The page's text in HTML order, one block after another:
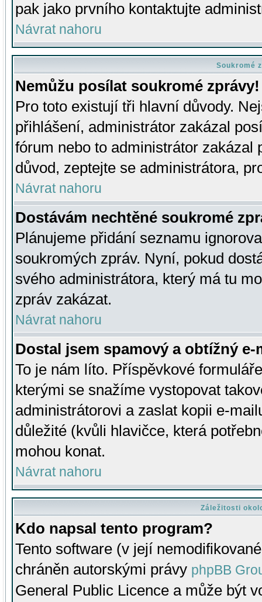
pak jako prvního kontaktujte
Návrat nahoru
Soukromé
Nemůžu posílat soukromé zprávy!
Pro toto existují tři hlavní důvody.
přihlášení, administrátor zakázal
fórum nebo to administrátor zakázal
důvod, zeptejte se administrátora,
Návrat nahoru
Dostávám nechtěné soukromé
Plánujeme přidání seznamu
soukromých zpráv. Nyní, pokud
svého administrátora, který má tu
zpráv zakázat.
Návrat nahoru
Dostal jsem spamový a obtížný
To je nám líto. Příspěvkové
kterými se snažíme vystopovat
administrátorovi a zaslat kopii e-
důležité (kvůli hlavičce, která
mohou konat.
Návrat nahoru
Záležitosti
Kdo napsal tento program?
Tento software (v její
chráněn autorskými právy phpBB
General Public Licence a může být